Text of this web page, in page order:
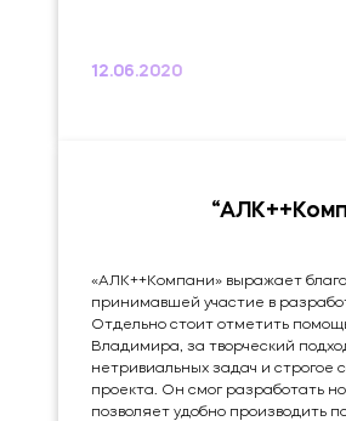
12.06.2020
«АЛК++Компани» выражает
принимавшей участие в
Отдельно стоит отметить помощь программиста
Владимира, за творческий
нетривиальных задач и строгое соблюдение сроков
проекта. Он смог разработать
позволяет удобно производить поиск